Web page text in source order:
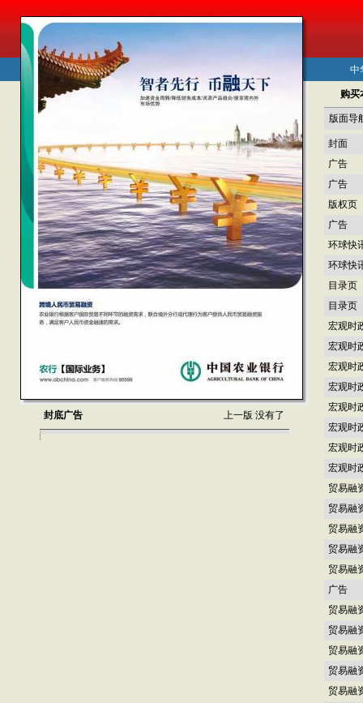
封底广告 上一版 没有了
购买
版面导
封面
广告
广告
版权页
广告
环球快
环球快
目录页
目录页
宏观时
宏观时
宏观时
宏观时
宏观时
宏观时
宏观时
宏观时
贸易融
贸易融
贸易融
贸易融
贸易融
广告
贸易融
贸易融
贸易融
贸易融
贸易融